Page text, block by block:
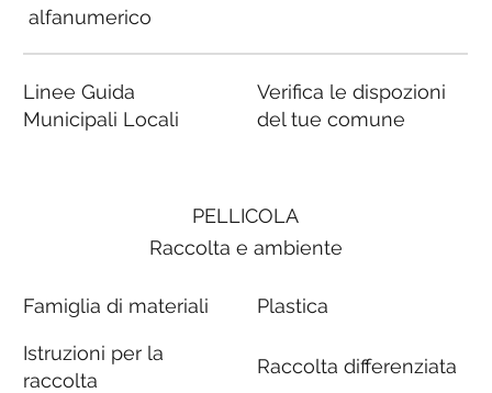
PELLICOLA
Raccolta e ambiente
Famiglia di materiali
Istruzioni per la
raccolta
Plastica
Raccolta differenziata
alfanumerico
Linee Guida
Municipali Locali
Verifica le dispozioni
del tue comune